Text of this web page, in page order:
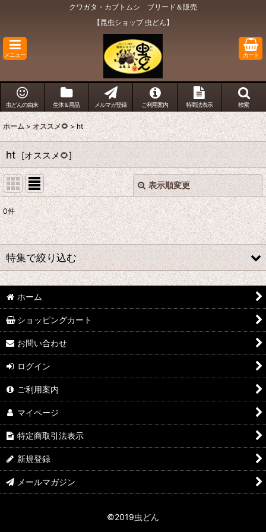
クワガタ・カブトムシ ブリード＆販売
【昆虫ショップ 虫どん】
メニュー カート
虫どんの由来 生体＆用品 メルマガ登録 ご利用案内 特商法表示 検索
ホーム > オススメ🌻 > ht
ht [オススメ🌻]
表示順変更
表示数:
在庫あり
並び順:
閉じる
0件
特集で絞り込む
なみぞう
採集個体
KBファーム
フジコン
植田 K
田畑 Y
中村 T
ホーム
ショッピングカート
お問い合わせ
ログイン
ご利用案内
マイページ
特定商取引法表示
新規登録
メールマガジン
©2019虫どん